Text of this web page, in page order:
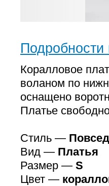
Коралловое
воланом по
оснащено
Платье
Стиль —
Вид — Платья
Размер — S
Цвет —